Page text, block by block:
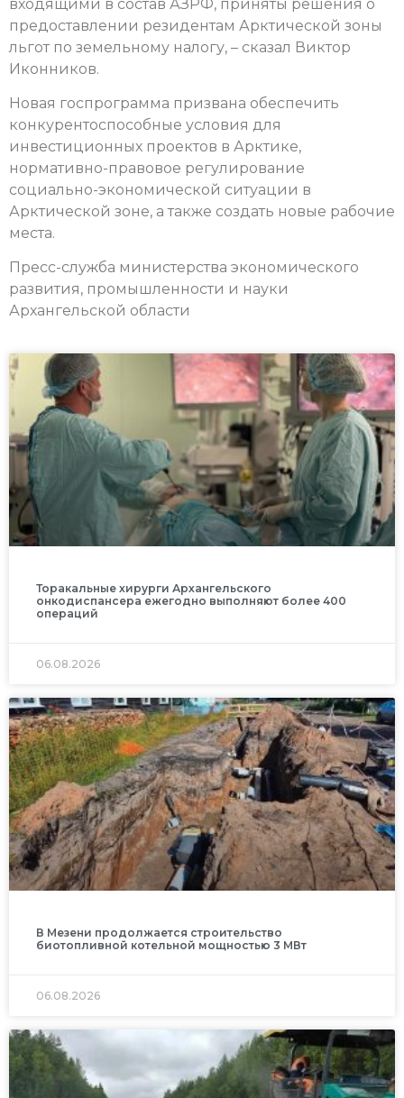
входящими в состав АЗРФ, приняты решения о
предоставлении резидентам Арктической зоны
льгот по земельному налогу, – сказал Виктор
Иконников.
Новая госпрограмма призвана обеспечить
конкурентоспособные условия для
инвестиционных проектов в Арктике,
нормативно-правовое регулирование
социально-экономической ситуации в
Арктической зоне, а также создать новые рабочие
места.
Пресс-служба министерства экономического
развития, промышленности и науки
Архангельской области
Торакальные хирурги Архангельского
онкодиспансера ежегодно выполняют более 400
операций
06.08.2026
В Мезени продолжается строительство
биотопливной котельной мощностью 3 МВт
06.08.2026